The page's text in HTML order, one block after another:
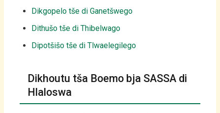
Dikgopelo tše di Ganetšwego
Dithušo tše di Thibelwago
Dipotšišo tše di Tlwaelegilego
Dikhoutu tša Boemo bja SASSA di
Hlaloswa